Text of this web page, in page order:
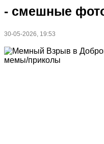
- смешные
30-05-2026, 19:53